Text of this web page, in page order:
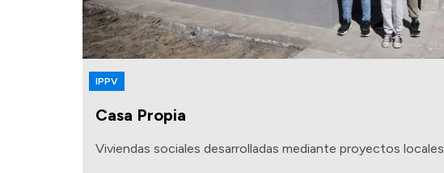
Casa Propia
IPPV
Viviendas sociales desarrolladas mediante proyectos locales